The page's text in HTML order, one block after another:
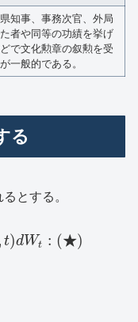
知事、事務次官、外局
者や同等の功績を挙げ
で文化勲章の叙勲を受
一般的である。
る
とする。
t)dWt : (★)